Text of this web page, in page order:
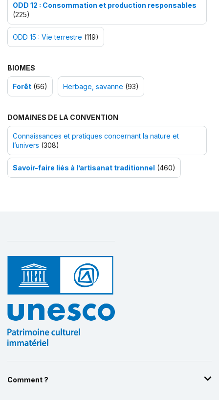
ODD 12 : Consommation et production responsables
(225)
ODD 15 : Vie terrestre (119)
BIOMES
Forêt (66) Herbage, savanne (93)
DOMAINES DE LA CONVENTION
Connaissances et pratiques concernant la nature et
l’univers (308)
Savoir-faire liés à l’artisanat traditionnel (460)
Comment ?